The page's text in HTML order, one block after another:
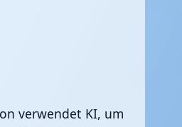
verwendet KI, um